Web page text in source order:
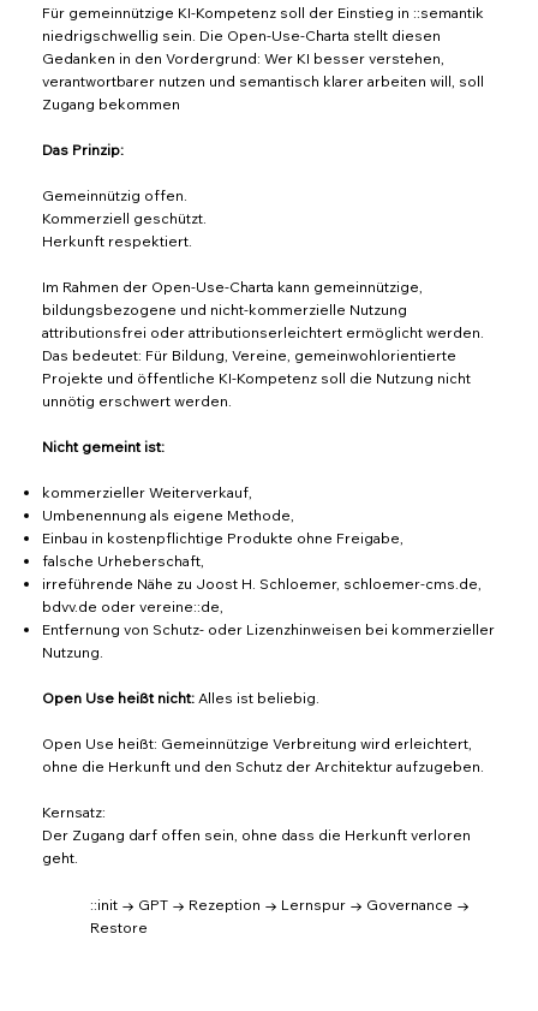
Für gemeinnützige KI-Kompetenz soll der Einstieg in ::semantik
niedrigschwellig sein. Die Open-Use-Charta stellt diesen
Gedanken in den Vordergrund: Wer KI besser verstehen,
verantwortbarer nutzen und semantisch klarer arbeiten will, soll
Zugang bekommen
Das Prinzip:
Gemeinnützig offen.
Kommerziell geschützt.
Herkunft respektiert.
Im Rahmen der Open-Use-Charta kann gemeinnützige,
bildungsbezogene und nicht-kommerzielle Nutzung
attributionsfrei oder attributionserleichtert ermöglicht werden.
Das bedeutet: Für Bildung, Vereine, gemeinwohlorientierte
Projekte und öffentliche KI-Kompetenz soll die Nutzung nicht
unnötig erschwert werden.
Nicht gemeint ist:
kommerzieller Weiterverkauf,
Umbenennung als eigene Methode,
Einbau in kostenpflichtige Produkte ohne Freigabe,
falsche Urheberschaft,
irreführende Nähe zu Joost H. Schloemer, schloemer-cms.de,
bdvv.de oder vereine::de,
Entfernung von Schutz- oder Lizenzhinweisen bei kommerzieller
Nutzung.
Open Use heißt nicht:Alles ist beliebig.
Open Use heißt: Gemeinnützige Verbreitung wird erleichtert,
ohne die Herkunft und den Schutz der Architektur aufzugeben.
Kernsatz:
Der Zugang darf offen sein, ohne dass die Herkunft verloren
geht.
::init → GPT → Rezeption → Lernspur → Governance →
Restore